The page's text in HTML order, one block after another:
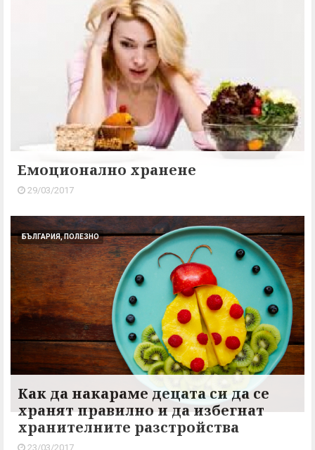
Емоционално хранене
29/03/2017
БЪЛГАРИЯ, ПОЛЕЗНО
Как да накараме децата си да се
хранят правилно и да избегнат
хранителните разстройства
23/03/2017